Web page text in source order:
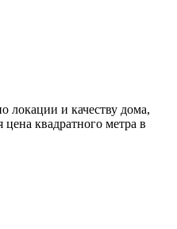
локации и качеству дома,
квадратного метра в